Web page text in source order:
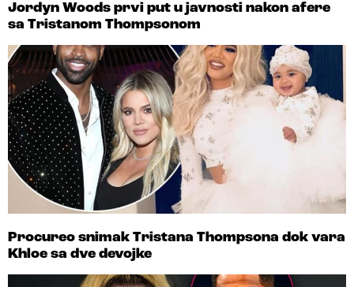
Jordyn Woods prvi put u javnosti nakon afere
sa Tristanom Thompsonom
Procureo snimak Tristana Thompsona dok vara
Khloe sa dve devojke